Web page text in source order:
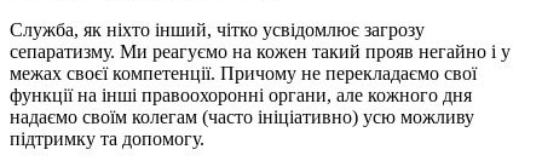
Служба, як ніхто інший, чітко усвідомлює загрозу
сепаратизму. Ми реагуємо на кожен такий прояв негайно і у
межах своєї компетенції. Причому не перекладаємо свої
функції на інші правоохоронні органи, але кожного дня
надаємо своїм колегам (часто ініціативно) усю можливу
підтримку та допомогу.